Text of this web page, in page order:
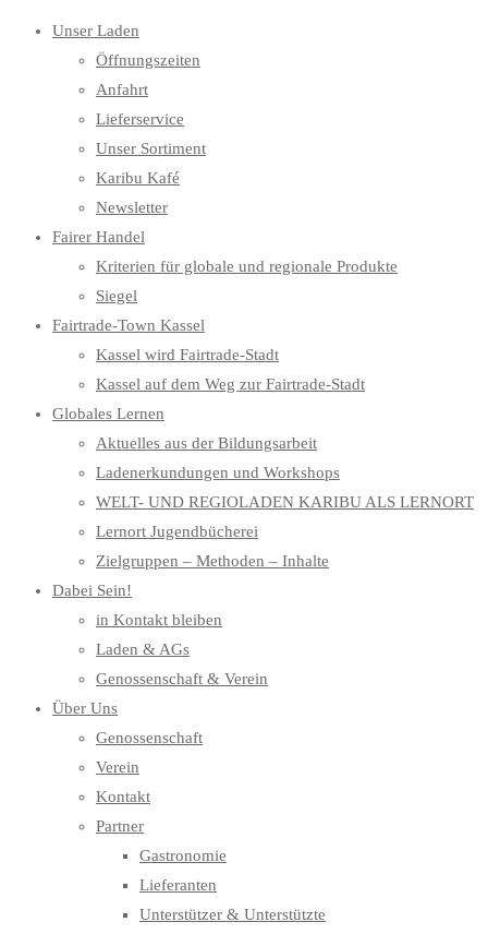
Unser Laden
Öffnungszeiten
Anfahrt
Lieferservice
Unser Sortiment
Karibu Kafé
Newsletter
Fairer Handel
Kriterien für globale und regionale Produkte
Siegel
Fairtrade-Town Kassel
Kassel wird Fairtrade-Stadt
Kassel auf dem Weg zur Fairtrade-Stadt
Globales Lernen
Aktuelles aus der Bildungsarbeit
Ladenerkundungen und Workshops
WELT- UND REGIOLADEN KARIBU ALS LERNORT
Lernort Jugendbücherei
Zielgruppen – Methoden – Inhalte
Dabei Sein!
in Kontakt bleiben
Laden & AGs
Genossenschaft & Verein
Über Uns
Genossenschaft
Verein
Kontakt
Partner
Gastronomie
Lieferanten
Unterstützer & Unterstützte